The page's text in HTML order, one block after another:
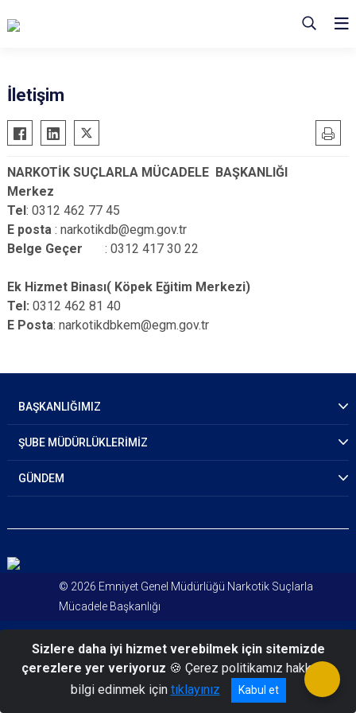
İletişim
NARKOTİK SUÇLARLA MÜCADELE BAŞKANLIĞI
Merkez
Tel: 0312 462 77 45
E posta : narkotikdb@egm.gov.tr
Belge Geçer : 0312 417 30 22
Ek Hizmet Binası( Köpek Eğitim Merkezi)
Tel: 0312 462 81 40
E Posta: narkotikdbkem@egm.gov.tr
BAŞKANLIĞIMIZ
ŞUBE MÜDÜRLÜKLERİMİZ
GÜNDEM
© 2026 Emniyet Genel Müdürlüğü Narkotik Suçlarla
Mücadele Başkanlığı
Sizlere daha iyi hizmet verebilmek için sitemizde
çerezlere yer veriyoruz 🍪 Çerez politikamız hakkında
bilgi edinmek için tıklayınız Kabul et